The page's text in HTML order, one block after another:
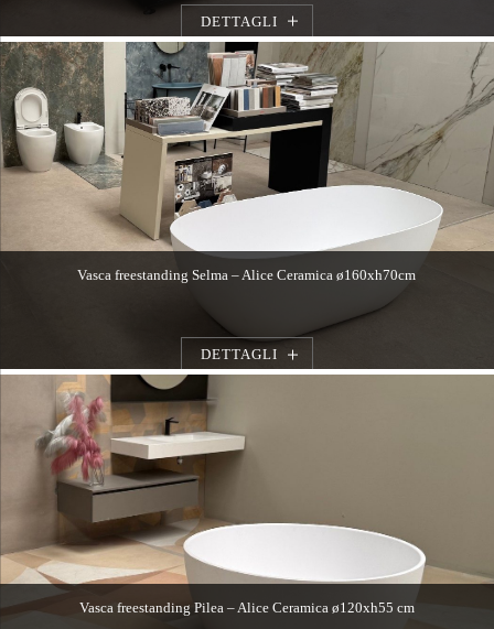
DETTAGLI
Vasca freestanding Selma – Alice Ceramica ø160xh70cm
DETTAGLI
Vasca freestanding Pilea – Alice Ceramica ø120xh55 cm